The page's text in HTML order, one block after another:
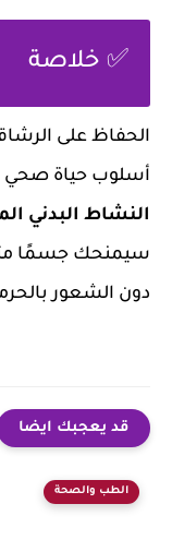
✅ خلاصة
الحفاظ على
أسلوب حياة صحي
النشاط البدني
سيمنحك جسمًا
دون الشعور
قد يعجبك ايضا
الطب والصحة